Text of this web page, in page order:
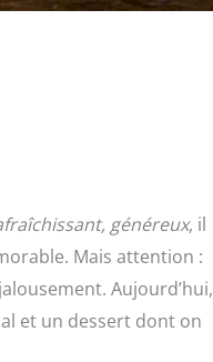
généreux, il
Mais attention :
Aujourd’hui,
et un dessert dont on